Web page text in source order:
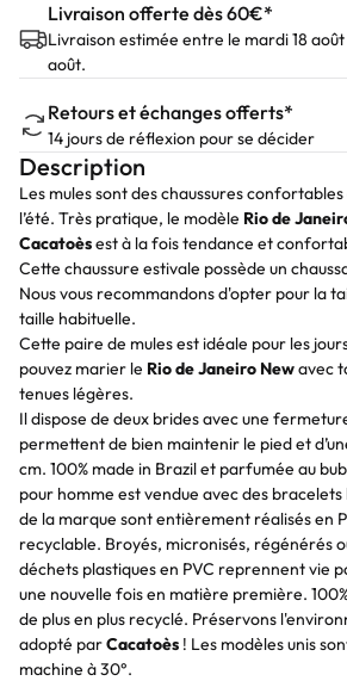
Livraison offerte dès 60€*
Livraison estimée entre le mardi 18
août.
Retours et échanges offerts*
14 jours de réflexion pour se décider
Description
Les mules sont des chaussures
l’été. Très pratique, le modèle Rio de
Cacatoèsest à la fois tendance et
Cette chaussure estivale possède un
Nous vous recommandons d'opter pour la
taille habituelle.
Cette paire de mules est idéale pour les
pouvez marier le Rio de Janeiro Newavec
tenues légères.
Il dispose de deux brides avec une
permettent de bien maintenir le pied et
cm. 100% made in Brazil et parfumée au
pour homme est vendue avec des
de la marque sont entièrement réalisés en
recyclable. Broyés, micronisés, régénérés
déchets plastiques en PVC reprennent vie
une nouvelle fois en matière première.
de plus en plus recyclé. Préservons
adopté parCacatoès ! Les modèles unis
machine à 30°.